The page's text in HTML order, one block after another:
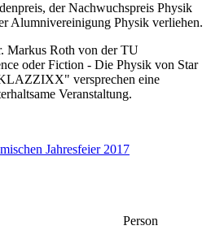
der Nachwuchspreis Physik
Alumnivereinigung Physik verliehen.
Markus Roth von der TU
oder Fiction - Die Physik von Star
versprechen eine
Veranstaltung.
Jahresfeier 2017
Person